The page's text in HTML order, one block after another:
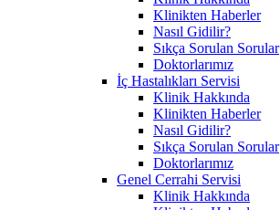
Klinikten Haberler
Nasıl Gidilir?
Sıkça Sorulan Sorular
Doktorlarımız
İç Hastalıkları Servisi
Klinik Hakkında
Klinikten Haberler
Nasıl Gidilir?
Sıkça Sorulan Sorular
Doktorlarımız
Genel Cerrahi Servisi
Klinik Hakkında